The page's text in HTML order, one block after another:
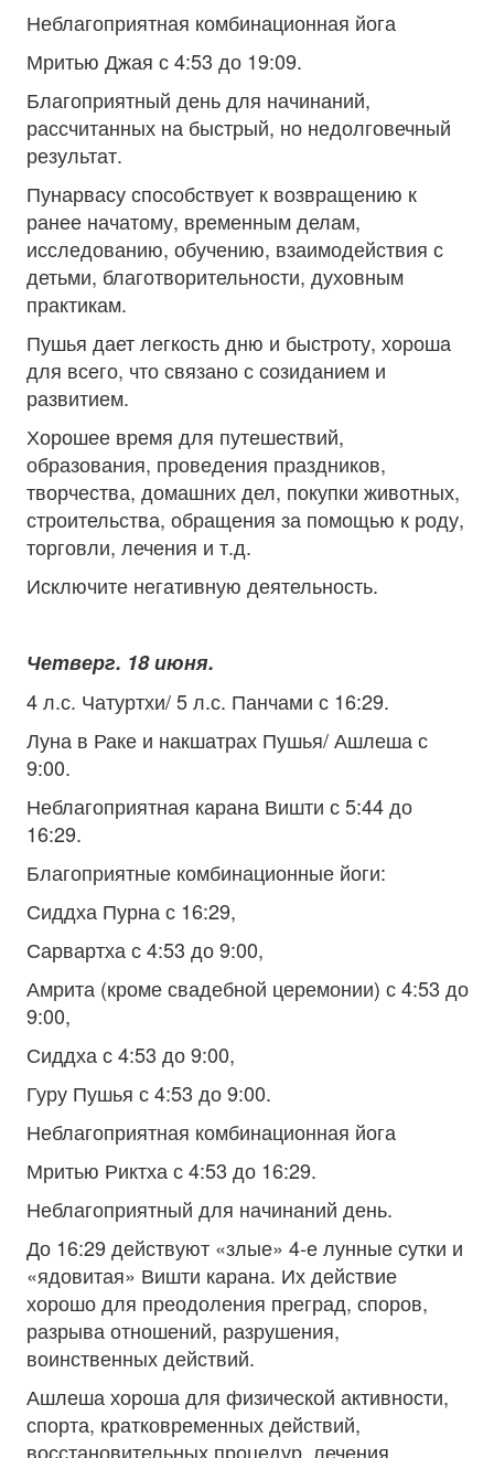
Неблагоприятная комбинационная йога
Мритью Джая с 4:53 до 19:09.
Благоприятный день для начинаний,
рассчитанных на быстрый, но недолговечный
результат.
Пунарвасу способствует к возвращению к
ранее начатому, временным делам,
исследованию, обучению, взаимодействия с
детьми, благотворительности, духовным
практикам.
Пушья дает легкость дню и быстроту, хороша
для всего, что связано с созиданием и
развитием.
Хорошее время для путешествий,
образования, проведения праздников,
творчества, домашних дел, покупки животных,
строительства, обращения за помощью к роду,
торговли, лечения и т.д.
Исключите негативную деятельность.
Четверг. 18 июня.
4 л.с. Чатуртхи/ 5 л.с. Панчами с 16:29.
Луна в Раке и накшатрах Пушья/ Ашлеша с
9:00.
Неблагоприятная карана Вишти с 5:44 до
16:29.
Благоприятные комбинационные йоги:
Сиддха Пурна с 16:29,
Сарвартха с 4:53 до 9:00,
Амрита (кроме свадебной церемонии) с 4:53 до
9:00,
Сиддха с 4:53 до 9:00,
Гуру Пушья с 4:53 до 9:00.
Неблагоприятная комбинационная йога
Мритью Риктха с 4:53 до 16:29.
Неблагоприятный для начинаний день.
До 16:29 действуют «злые» 4-е лунные сутки и
«ядовитая» Вишти карана. Их действие
хорошо для преодоления преград, споров,
разрыва отношений, разрушения,
воинственных действий.
Ашлеша хороша для физической активности,
спорта, кратковременных действий,
восстановительных процедур, лечения,